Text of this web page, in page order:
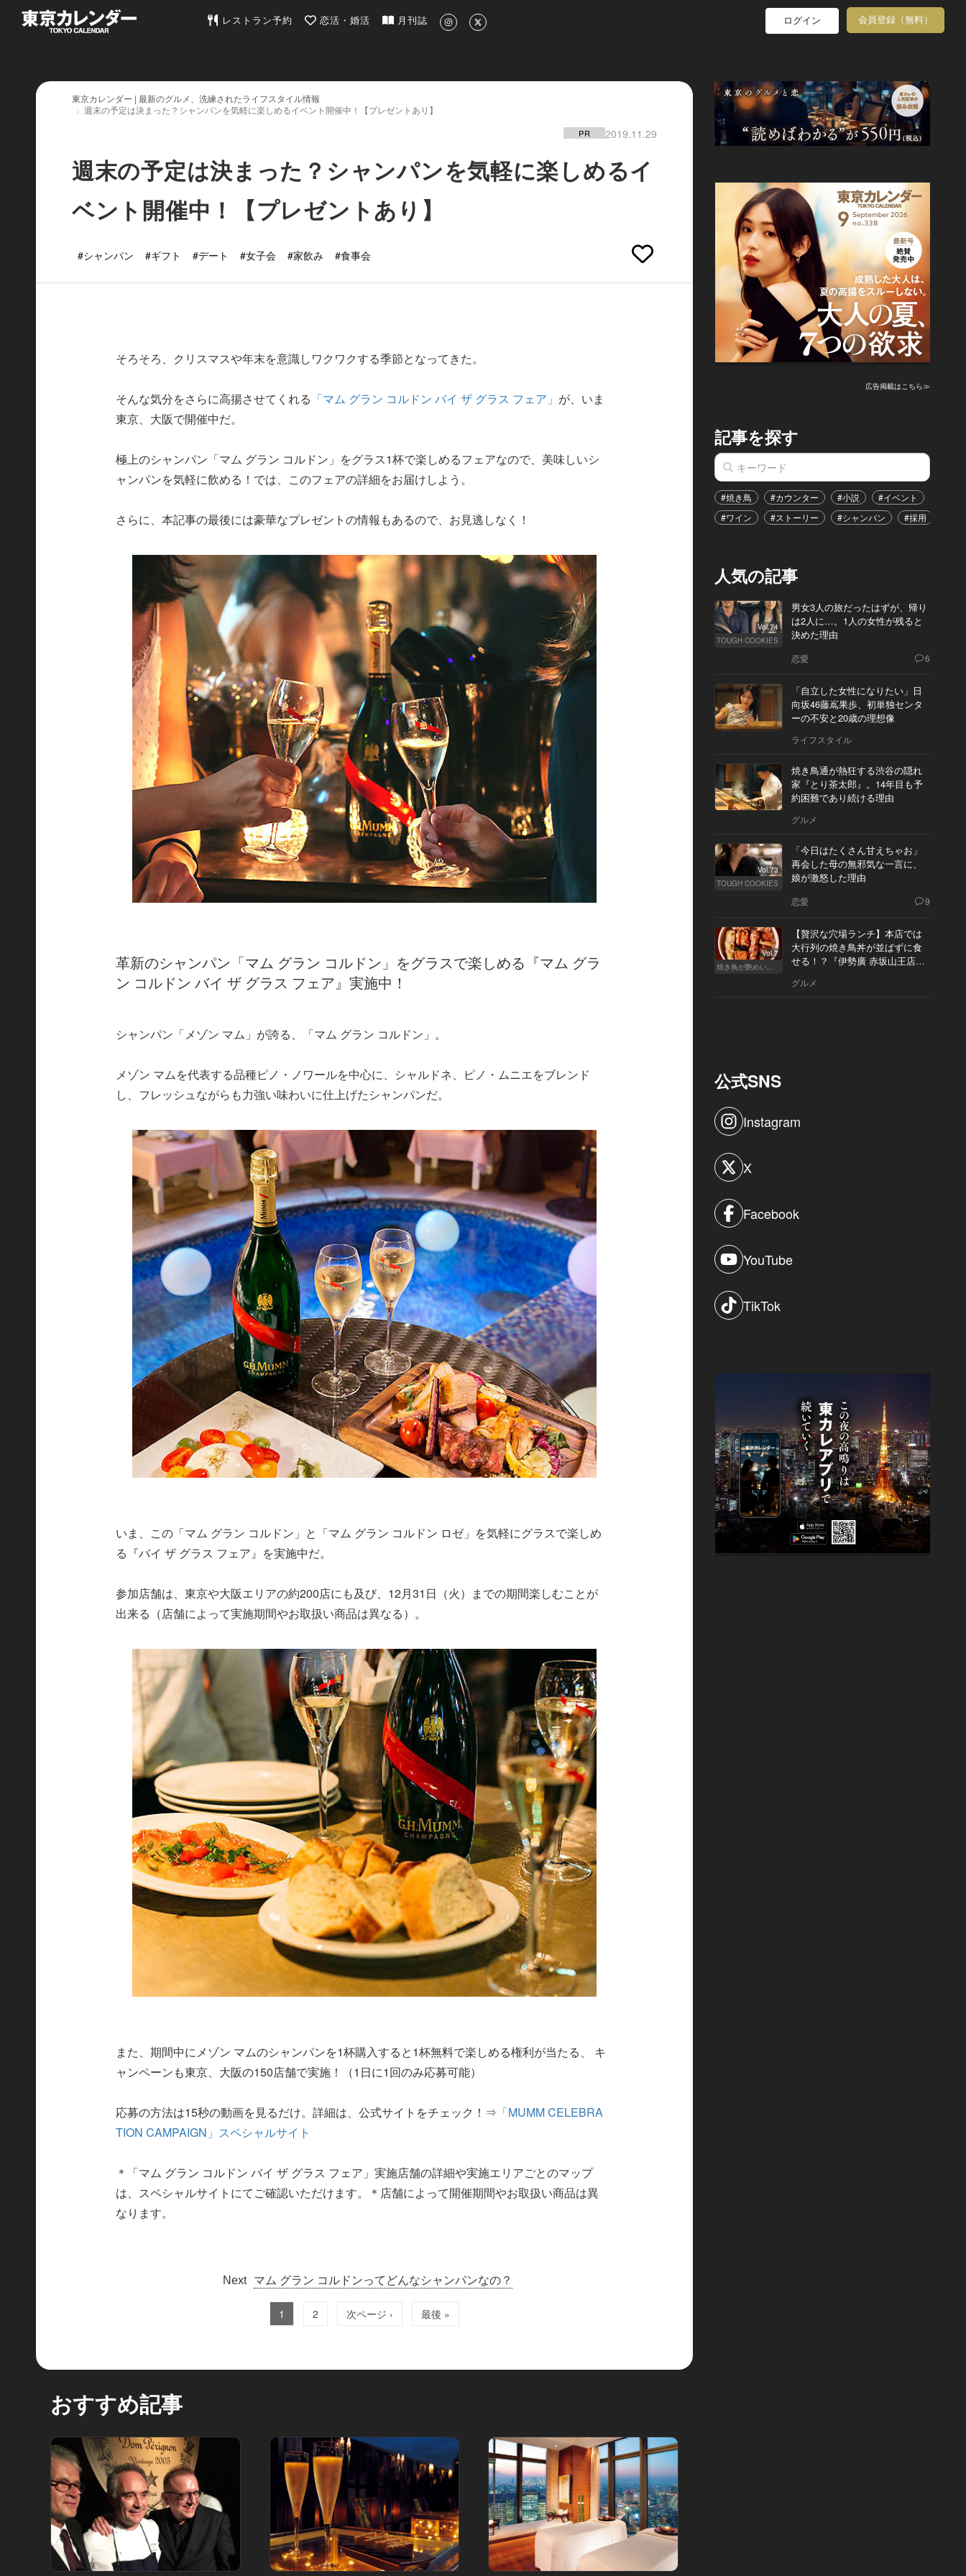
東京カレンダー | 最新のグルメ、洗練されたライフスタイル情報
レストラン予約 恋活・婚活 月刊誌 ログイン 会員登録（無料）
東京カレンダー | 最新のグルメ、洗練されたライフスタイル情報
週末の予定は決まった？シャンパンを気軽に楽しめるイベント開催中！【プレゼントあり】
PR 2019.11.29
週末の予定は決まった？シャンパンを気軽に楽しめるイ
ベント開催中！【プレゼントあり】
#シャンパン #ギフト #デート #女子会 #家飲み #食事会
そろそろ、クリスマスや年末を意識しワクワクする季節となってきた。
そんな気分をさらに高揚させてくれる 「マム グラン コルドン バイ ザ グラス フェア」 が、いま
東京、大阪で開催中だ。
極上のシャンパン「マム グラン コルドン」をグラス1杯で楽しめるフェアなので、美味しいシ
ャンパンを気軽に飲める！では、このフェアの詳細をお届けしよう。
さらに、本記事の最後には豪華なプレゼントの情報もあるので、お見逃しなく！
革新のシャンパン「マム グラン コルドン」をグラスで楽しめる『マム グラ
ン コルドン バイ ザ グラス フェア』実施中！
シャンパン「メゾン マム」が誇る、「マム グラン コルドン」。
メゾン マムを代表する品種ピノ・ノワールを中心に、シャルドネ、ピノ・ムニエをブレンド
し、フレッシュながらも力強い味わいに仕上げたシャンパンだ。
いま、この「マム グラン コルドン」と「マム グラン コルドン ロゼ」を気軽にグラスで楽しめ
る『バイ ザ グラス フェア』を実施中だ。
参加店舗は、東京や大阪エリアの約200店にも及び、12月31日（火）までの期間楽しむことが
出来る（店舗によって実施期間やお取扱い商品は異なる）。
また、期間中にメゾン マムのシャンパンを1杯購入すると1杯無料で楽しめる権利が当たる、 キ
ャンペーンも東京、大阪の150店舗で実施！（1日に1回のみ応募可能）
応募の方法は15秒の動画を見るだけ。詳細は、公式サイトをチェック！⇒ 「MUMM CELEBRA
TION CAMPAIGN」スペシャルサイト
＊「マム グラン コルドン バイ ザ グラス フェア」実施店舗の詳細や実施エリアごとのマップ
は、スペシャルサイトにてご確認いただけます。＊店舗によって開催期間やお取扱い商品は異
なります。
マム グラン コルドンってどんなシャンパンなの？
1 2 次ページ › 最後 »
おすすめ記事
広告掲載はこちら≫
記事を探す
#焼き鳥 #カウンター #小説 #イベント
#ワイン
#ストーリー #シャンパン #採用
人気の記事
Vol.74
TOUGH COOKIES
男女3人の旅だったはずが、帰り
は2人に…。1人の女性が残ると
決めた理由
恋愛 6
「自立した女性になりたい」日
向坂46藤嶌果歩、初単独センタ
ーの不安と20歳の理想像
ライフスタイル
焼き鳥通が熱狂する渋谷の隠れ
家『とり茶太郎』。14年目も予
約困難であり続ける理由
グルメ
Vol.73
TOUGH COOKIES
「今日はたくさん甘えちゃお」
再会した母の無邪気な一言に、
娘が激怒した理由
恋愛 9
Vol.7
焼き鳥が艶めいてきた
【贅沢な穴場ランチ】本店では
大行列の焼き鳥丼が並ばずに食
せる！？『伊勢廣 赤坂山王店』
グルメ
公式SNS
Instagram
X
Facebook
YouTube
TikTok